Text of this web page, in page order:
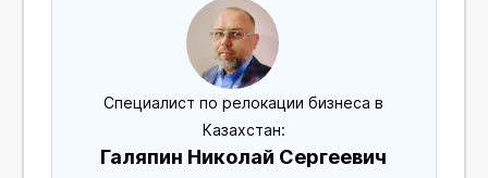
Специалист по релокации бизнеса в
Казахстан:
Галяпин Николай Сергеевич